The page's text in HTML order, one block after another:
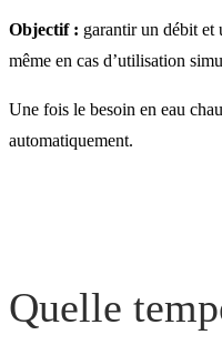
Objectif : garantir un débit et
même en cas d’utilisation
Une fois le besoin en eau
automatiquement.
Quelle